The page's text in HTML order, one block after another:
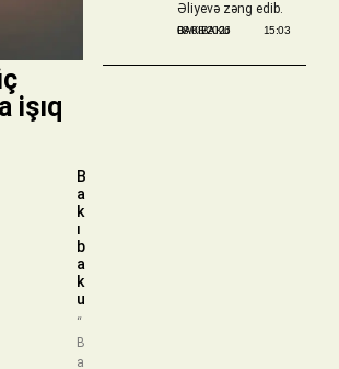
işıq
B
a
k
ı
b
a
k
u
“
B
a
Əliyevə zəng edib.
BAKIBAKU
08/08/2026 15:03